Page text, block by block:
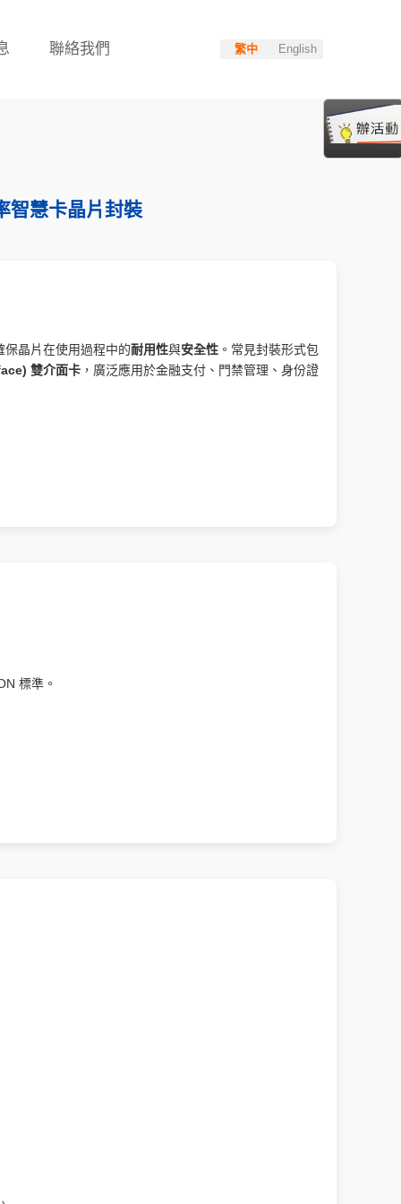
聯絡我們 繁中 English
智慧卡晶片封裝
保晶片在使用過程中的耐用性與安全性 。常見封裝形式包
雙介面卡 ，廣泛應用於金融支付、門禁管理、身份證
標準。